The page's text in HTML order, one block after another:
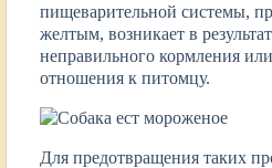
пищеварительной системы,
желтым, возникает в
неправильного кормления
отношения к питомцу.
Для предотвращения таких